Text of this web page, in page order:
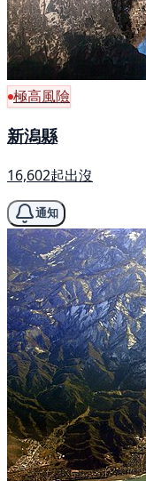
極高風險
新潟縣
16,602起出沒
通知